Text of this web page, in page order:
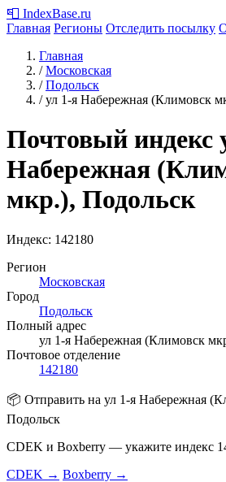
📮 IndexBase.ru
Главная Регионы Отследить посылку
Главная
/ Московская
/ Подольск
/ ул 1-я Набережная (Климовск
Почтовый индекс
Набережная
мкр.), Подольск
Индекс: 142180
Регион
Московская
Город
Подольск
Полный адрес
ул 1-я Набережная (Климовск
Почтовое отделение
142180
📦 Отправить на ул 1-я Набережная
Подольск
CDEK и Boxberry — укажите индекс
CDEK → Boxberry →